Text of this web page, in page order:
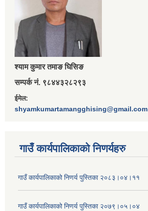
श्‍याम कुमार तमाङ घिसिङ
सम्पर्क नं. ९८४४३२८२९३
ईमेल:
shyamkumartamangghising@gmail.com
गाउँ कार्यपालिकाकाे निणर्यहरु
गाउँ कार्यपालिकाको निणर्य पुस्तिका २०८३।०४।११
गाउँ कार्यपालिकाको निणर्य पुस्तिका २०७९।०५।०४